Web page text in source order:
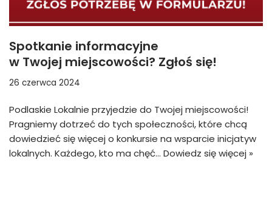
Spotkanie informacyjne
w Twojej miejscowości? Zgłoś się!
26 czerwca 2024
Podlaskie Lokalnie przyjedzie do Twojej miejscowości!
Pragniemy dotrzeć do tych społeczności, które chcą
dowiedzieć się więcej o konkursie na wsparcie inicjatyw
lokalnych. Każdego, kto ma chęć… Dowiedz się więcej »